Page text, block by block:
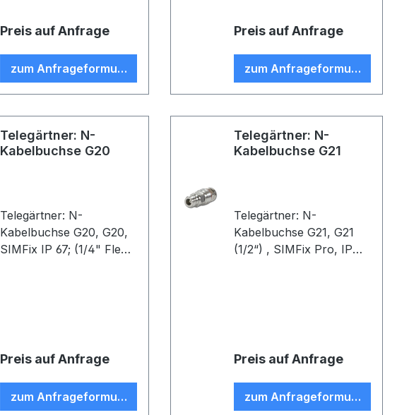
Preis auf Anfrage
zum Anfrageformular
Preis auf Anfrage
zum Anfrageformular
Telegärtner: N-
Kabelbuchse G20
Telegärtner: N-
Kabelbuchse G20, G20,
SIMFix IP 67; (1/4" Flex),
Preis auf Anfrage
zum Anfrageformular
Telegärtner: N-
Kabelbuchse G21
Telegärtner: N-
Kabelbuchse G21, G21
(1/2“) , SIMFix Pro, IP
Preis auf Anfrage
zum Anfrageformular